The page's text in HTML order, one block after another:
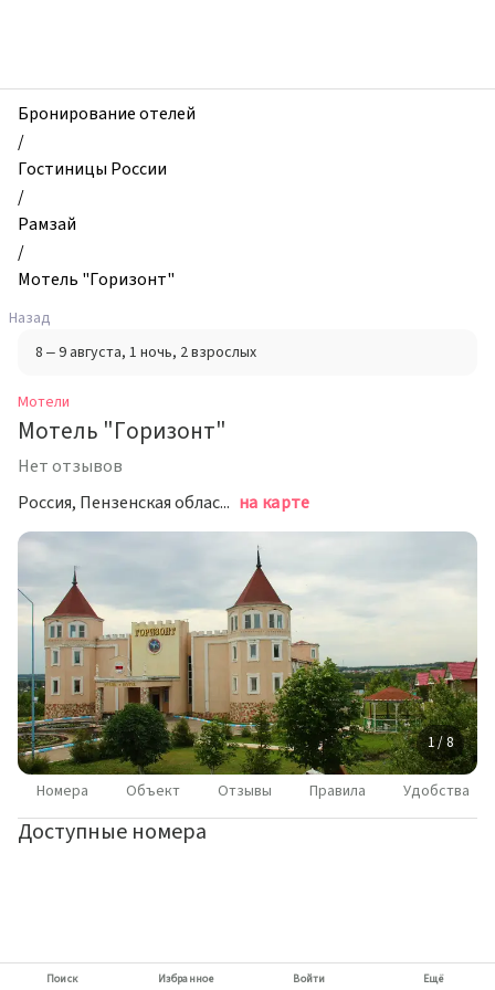
Мотель
"Горизонт",
Рамзай,
Россия
Бронирование отелей
/
Гостиницы России
/
Рамзай
/
Мотель "Горизонт"
Назад
8 – 9 августа, 1 ночь, 2 взрослых
Мотели
Мотель "Горизонт"
Нет отзывов
Россия, Пензенская область, Мокшанский район, Рамзайский сельсовет, село Рамзай, 612 км /д Москва-Челябинск на карте
1 / 8
Номера Объект Отзывы Правила Удобства
Доступные номера
Поиск Избранное Войти Ещё